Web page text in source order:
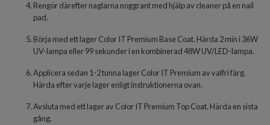
Rengör därefter naglarna noggrant med hjälp av cleaner på en nail
pad.
Börja med ett lager Color IT Premium Base Coat. Härda 2 min i 36W
UV-lampa eller 99 sekunder i en kombinerad 48W UV/LED-lampa.
Applicera sedan 1-2 tunna lagerColor IT Premium av valfri färg.
Härda efter varje lagerenligt instruktionerna ovan.
Avsluta med ett lageravColor IT Premium Top Coat. Härda en sista
gång.